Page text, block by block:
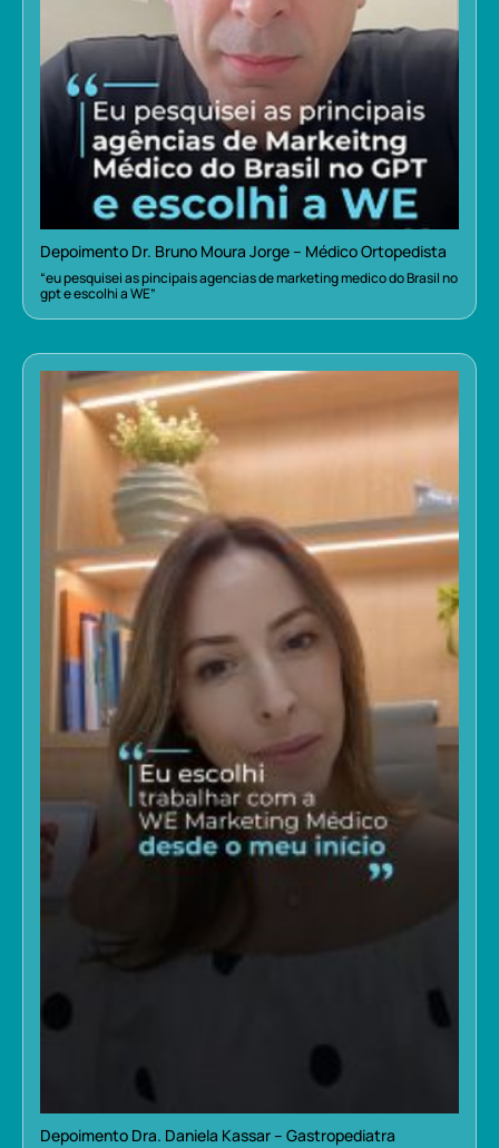
Depoimento Dr. Bruno Moura Jorge – Médico Ortopedista
“eu pesquisei as pincipais agencias de marketing medico do Brasil no
gpt e escolhi a WE”
Depoimento Dra. Daniela Kassar – Gastropediatra